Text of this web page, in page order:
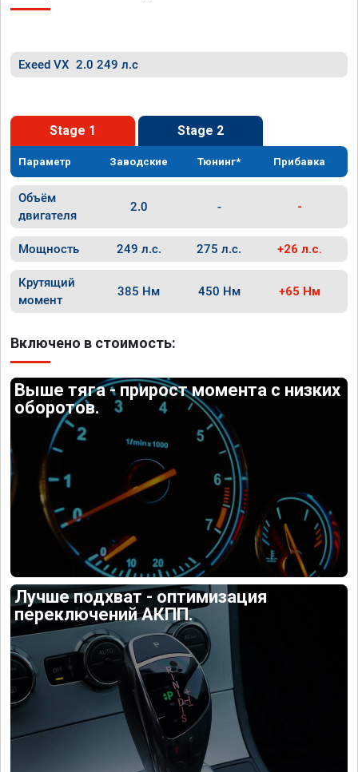
Exeed VX 2.0 249 л.с
Stage 1 Stage 2
Параметр Заводские Тюнинг* Прибавка
Объём
двигателя
2.0 - -
Мощность 249 л.с. 275 л.с. +26 л.с.
Крутящий
момент
385 Нм 450 Нм +65 Нм
Включено в стоимость:
Выше тяга - прирост момента с низких
оборотов.
Лучше подхват - оптимизация
переключений АКПП.